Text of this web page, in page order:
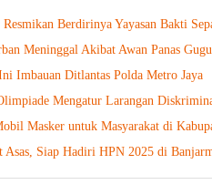
Berdirinya Yayasan Bakti
Meninggal Akibat Awan Panas
Imbauan Ditlantas Polda Metro Jaya
Mengatur Larangan
Masker untuk Masyarakat di
Siap Hadiri HPN 2025 di